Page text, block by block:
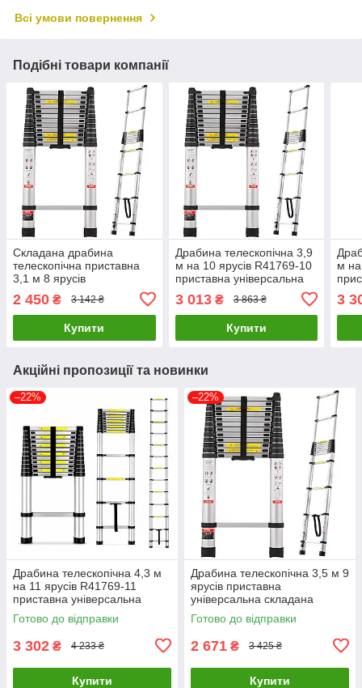
Всі умови повернення
Подібні товари компанії
Складана драбина
телескопічна приставна
3,1 м 8 ярусів
універсальна для дому та
ремонту R41769- 8
2 450 ₴ 3 142 ₴
Купити
Драбина телескопічна 3,9
м на 10 ярусів R41769-10
приставна універсальна
дому та ремонту
3 013₴ 3 863 ₴
Купити
м на
3
Акційні пропозиції та новинки
–22%
Драбина телескопічна 4,3 м
на 11 ярусів R41769-11
приставна універсальна
складана драбина для дому
та ремонту
Готово до відправки
3 302 ₴ 4 233 ₴
Купити
–22%
Драбина телескопічна 3,5 м 9
ярусів приставна
універсальна складана
драбина для дому та
ремонту R41769
Готово до відправки
2 671 ₴ 3 425 ₴
Купити